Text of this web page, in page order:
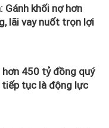
Gánh khối nợ hơn
lãi vay nuốt trọn lợi
hơn 450 tỷ đồng quý
tiếp tục là động lực